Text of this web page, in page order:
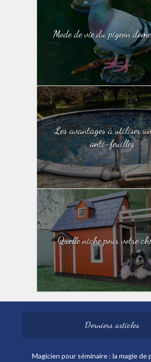
Mode de vie du pigeon
Les avantages à utiliser
anti-feuilles
Quelle niche pour votre
Derniers articles
Magicien pour séminaire : la magie de